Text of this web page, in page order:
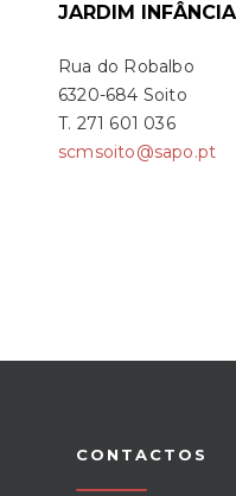
JARDIM
Rua do Robalbo
6320-684 Soito
T. 271 601 036
scmsoito@sapo.pt
CONTACTOS